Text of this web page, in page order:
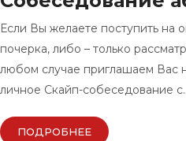
Если Вы желаете поступить на
почерка, либо – только
любом случае приглашаем Вас
личное Скайп-собеседование
ПОДРОБНЕЕ